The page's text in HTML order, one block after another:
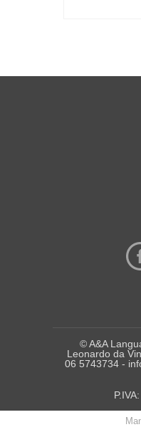
© A&A
Leonardo da
06 5743734 -